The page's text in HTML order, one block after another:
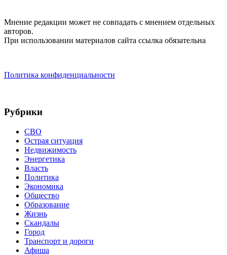
Мнение редакции может не совпадать с мнением отдельных
авторов.
При использовании материалов сайта ссылка обязательна
Политика конфиденциальности
Рубрики
СВО
Острая ситуация
Недвижимость
Энергетика
Власть
Политика
Экономика
Общество
Образование
Жизнь
Скандалы
Город
Транспорт и дороги
Афиша